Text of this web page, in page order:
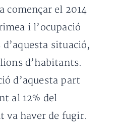
començar el 2014
i l’ocupació
situació,
d’habitants.
d’aquesta part
al 12% del
haver de fugir.